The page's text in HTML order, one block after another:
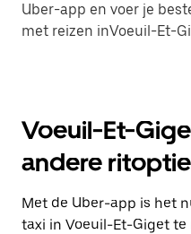
Uber-app en voer je
met reizen inVoeuil-Et-
Voeuil-Et-
andere
Met de Uber-app is het
taxi in Voeuil-Et-Giget